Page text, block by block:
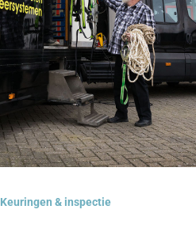
Keuringen & inspectie